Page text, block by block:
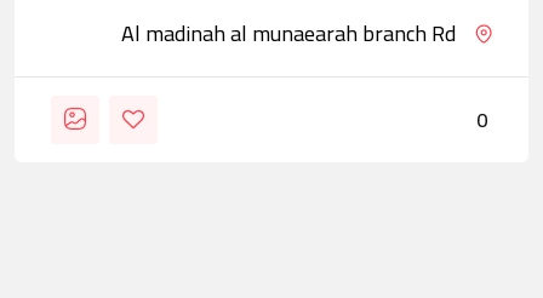
Al madinah al munaearah branch Rd
0